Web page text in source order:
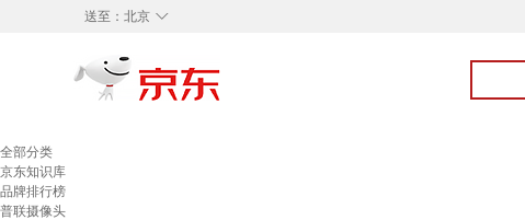
◇
送至： 北京
全部分类
京东知识库
品牌排行榜
普联摄像头